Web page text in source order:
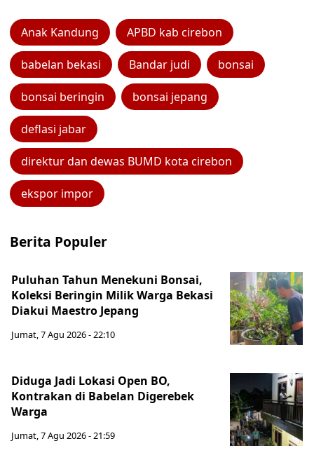
Anak Kandung APBD kab cirebon
babelan bekasi Bandar judi bonsai
bonsai beringin bonsai jepang
deflasi jabar
direktur dan dewas BUMD kota cirebon
ekspor impor
Berita Populer
Puluhan Tahun Menekuni Bonsai,
Koleksi Beringin Milik Warga Bekasi
Diakui Maestro Jepang
Jumat, 7 Agu 2026 - 22:10
Diduga Jadi Lokasi Open BO,
Kontrakan di Babelan Digerebek
Warga
Jumat, 7 Agu 2026 - 21:59